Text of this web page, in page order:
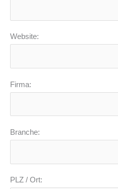
Website:
Firma:
Branche:
PLZ / Ort: